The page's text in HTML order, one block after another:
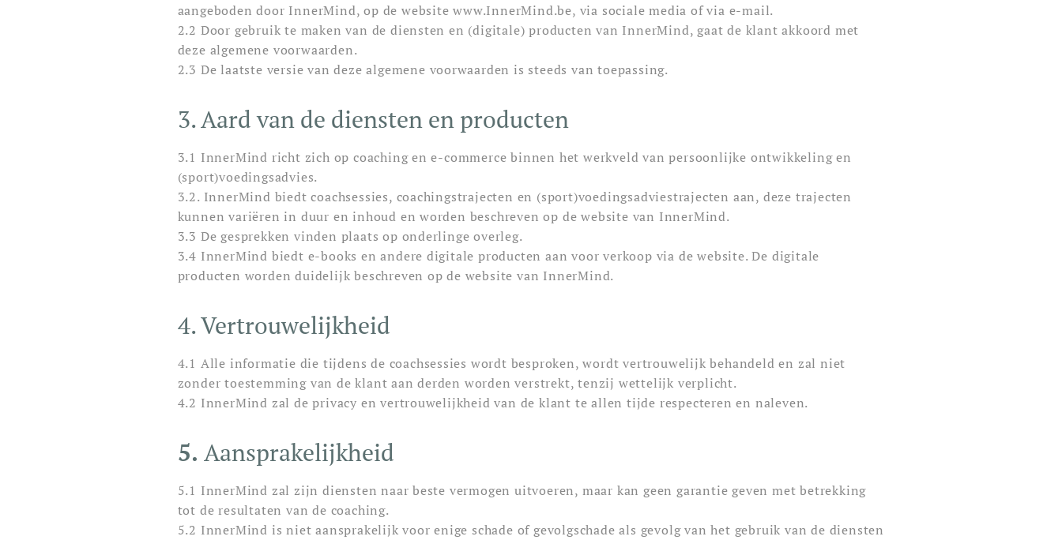
aangeboden door InnerMind, op de website www.InnerMind.be, via sociale media of via e-mail.
2.2 Door gebruik te maken van de diensten en (digitale) producten van InnerMind, gaat de klant akkoord met
deze algemene voorwaarden.
2.3 De laatste versie van deze algemene voorwaarden is steeds van toepassing.
3. Aard van de diensten en producten
3.1 InnerMind richt zich op coaching en e-commerce binnen het werkveld van persoonlijke ontwikkeling en
(sport)voedingsadvies.
3.2. InnerMind biedt coachsessies, coachingstrajecten en (sport)voedingsadviestrajecten aan, deze trajecten
kunnen variëren in duur en inhoud en worden beschreven op de website van InnerMind.
3.3 De gesprekken vinden plaats op onderlinge overleg.
3.4 InnerMind biedt e-books en andere digitale producten aan voor verkoop via de website. De digitale
producten worden duidelijk beschreven op de website van InnerMind.
4. Vertrouwelijkheid
4.1 Alle informatie die tijdens de coachsessies wordt besproken, wordt vertrouwelijk behandeld en zal niet
zonder toestemming van de klant aan derden worden verstrekt, tenzij wettelijk verplicht.
4.2 InnerMind zal de privacy en vertrouwelijkheid van de klant te allen tijde respecteren en naleven.
5. Aansprakelijkheid
5.1 InnerMind zal zijn diensten naar beste vermogen uitvoeren, maar kan geen garantie geven met betrekking
tot de resultaten van de coaching.
5.2 InnerMind is niet aansprakelijk voor enige schade of gevolgschade als gevolg van het gebruik van de diensten